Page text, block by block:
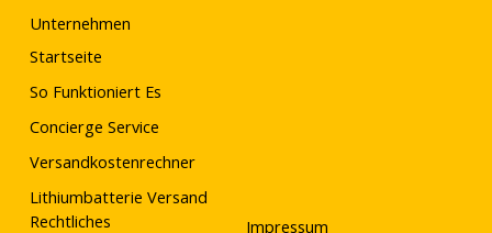
Unternehmen
Startseite
So Funktioniert Es
Concierge Service
Versandkostenrechner
Lithiumbatterie Versand
Rechtliches
Impressum